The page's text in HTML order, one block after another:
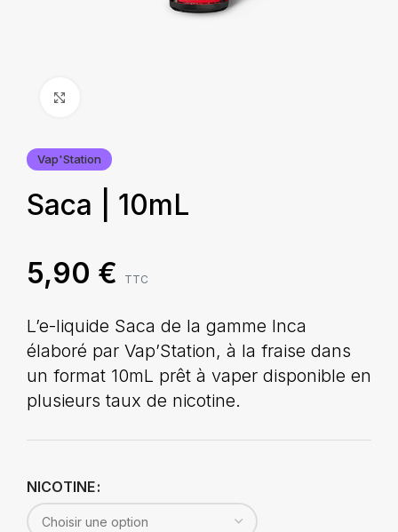
Vap'Station
Saca | 10mL
5,90 € TTC
L’e-liquide Saca de la gamme Inca
élaboré par Vap’Station, à la fraise dans
un format 10mL prêt à vaper disponible en
plusieurs taux de nicotine.
NICOTINE